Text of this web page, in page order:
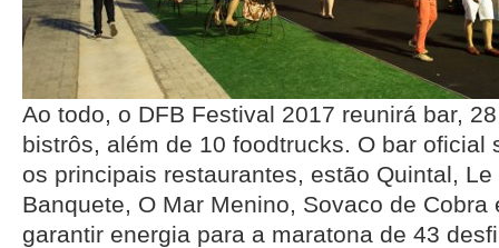
Ao todo, o DFB Festival 2017 reunirá bar,
bistrôs, além de 10 foodtrucks. O bar oficial
os principais restaurantes, estão Quintal,
Banquete, O Mar Menino, Sovaco de Cobra
garantir energia para a maratona de 43